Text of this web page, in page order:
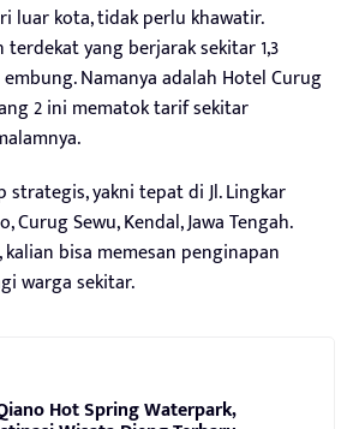
luar kota, tidak perlu khawatir.
yang berjarak sekitar 1,3
Namanya adalah Hotel Curug
2 ini mematok tarif sekitar
strategis, yakni tepat di Jl. Lingkar
Curug Sewu, Kendal, Jawa Tengah.
bisa memesan penginapan
warga sekitar.
Hot Spring Waterpark,